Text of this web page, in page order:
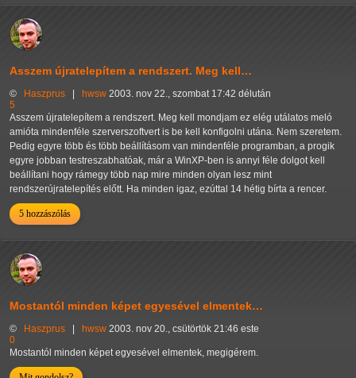
Asszem újratelepítem a rendszert. Meg kell…
© Haszprus hwsw 2003. nov 22., szombat 17:42 délután
5
Asszem újratelepítem a rendszert. Meg kell mondjam ez elég utálatos meló
amióta mindenféle szerverszoftvert is be kell konfigolni utána. Nem szeretem.
Pedig egyre több és több beállításom van mindenféle programban, a progik
egyre jobban testreszabhatóak, már a WinXP-ben is annyi féle dolgot kell
beállítani hogy rámegy több nap mire minden olyan lesz mint
rendszerújratelepítés előtt. Ha minden igaz, ezúttal 14 hétig bírta a rencer.
5 hozzászólás
Mostantól minden képet egyesével elmentek…
© Haszprus hwsw 2003. nov 20., csütörtök 21:46 este
0
Mostantól minden képet egyesével elmentek, megigérem.